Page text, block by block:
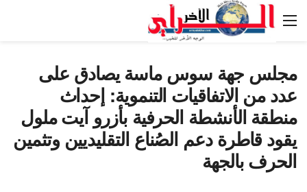
مجلس جهة سوس ماسة يصادق على
عدد من الاتفاقيات التنموية: إحداث
منطقة الأنشطة الحرفية بأزرو آيت ملول
يقود قاطرة دعم الصُناع التقليديين وتثمين
الحرف بالجهة